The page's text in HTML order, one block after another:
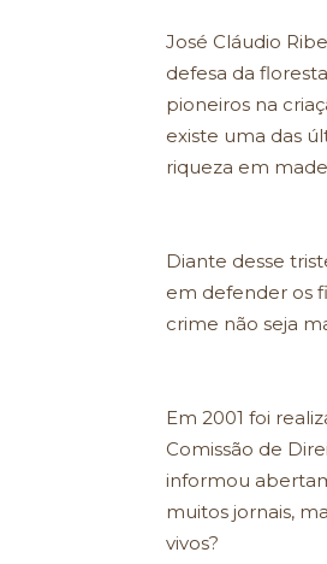
José Cláudio
defesa da
pioneiros na
existe uma das
riqueza em
Diante desse
em defender os
crime não seja
Em 2001 foi
Comissão de
informou
muitos jornais,
vivos?